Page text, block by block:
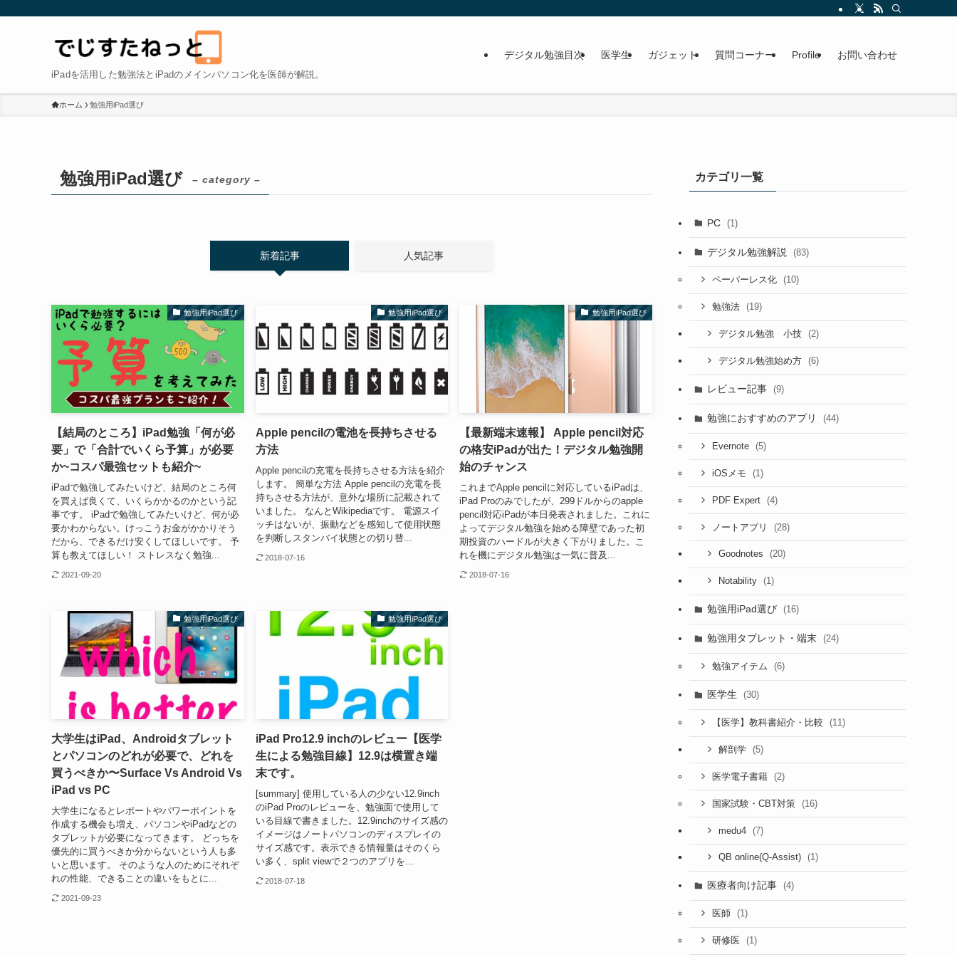
iPadを活用した勉強法とiPadのメインパソコン化を医師が解説。
デジタル勉強目次 医学生 ガジェット 質問コーナー Profile お問い合わせ
ホーム 勉強用iPad選び
勉強用iPad選び – category –
新着記事 人気記事
勉強用iPad選び
【結局のところ】iPad勉強「何が必
要」で「合計でいくら予算」が必要
か~コスパ最強セットも紹介~
iPadで勉強してみたいけど、結局のところ何
を買えば良くて、いくらかかるのかという記
事です。 iPadで勉強してみたいけど、何が必
要かわからない。けっこうお金がかかりそう
だから、できるだけ安くしてほしいです。 予
算も教えてほしい！ ストレスなく勉強...
2021-09-20
勉強用iPad選び
Apple pencilの電池を長持ちさせる
方法
Apple pencilの充電を長持ちさせる方法を紹介
します。 簡単な方法 Apple pencilの充電を長
持ちさせる方法が、意外な場所に記載されて
いました。 なんとWikipediaです。 電源スイ
ッチはないが、振動などを感知して使用状態
を判断しスタンバイ状態との切り替...
2018-07-16
勉強用iPad選び
【最新端末速報】 Apple pencil対応
の格安iPadが出た！デジタル勉強開
始のチャンス
これまでApple pencilに対応しているiPadは、
iPad Proのみでしたが、299ドルからのapple
pencil対応iPadが本日発表されました。これに
よってデジタル勉強を始める障壁であった初
期投資のハードルが大きく下がりました。こ
れを機にデジタル勉強は一気に普及...
2018-07-16
勉強用iPad選び
大学生はiPad、Androidタブレット
とパソコンのどれが必要で、どれを
買うべきか〜Surface Vs Android Vs
iPad vs PC
大学生になるとレポートやパワーポイントを
作成する機会も増え、パソコンやiPadなどの
タブレットが必要になってきます。 どっちを
優先的に買うべきか分からないという人も多
いと思います。 そのような人のためにそれぞ
れの性能、できることの違いをもとに...
2021-09-23
勉強用iPad選び
iPad Pro12.9 inchのレビュー【医学
生による勉強目線】12.9は横置き端
末です。
[summary] 使用している人の少ない12.9inch
のiPad Proのレビューを、勉強面で使用して
いる目線で書きました。12.9inchのサイズ感の
イメージはノートパソコンのディスプレイの
サイズ感です。表示できる情報量はそのくら
い多く、split viewで２つのアプリを...
2018-07-18
カテゴリ一覧
PC (1)
デジタル勉強解説 (83)
ペーパーレス化 (10)
勉強法 (19)
デジタル勉強 小技 (2)
デジタル勉強始め方 (6)
レビュー記事 (9)
勉強におすすめのアプリ (44)
Evernote (5)
iOSメモ (1)
PDF Expert (4)
ノートアプリ (28)
Goodnotes (20)
Notability (1)
勉強用iPad選び (16)
勉強用タブレット・端末 (24)
勉強アイテム (6)
医学生 (30)
【医学】教科書紹介・比較 (11)
解剖学 (5)
医学電子書籍 (2)
国家試験・CBT対策 (16)
medu4 (7)
QB online(Q-Assist) (1)
医療者向け記事 (4)
医師 (1)
研修医 (1)